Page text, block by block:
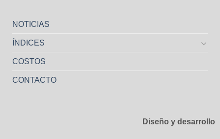
NOTICIAS
ÍNDICES
COSTOS
CONTACTO
Diseño y desarrollo